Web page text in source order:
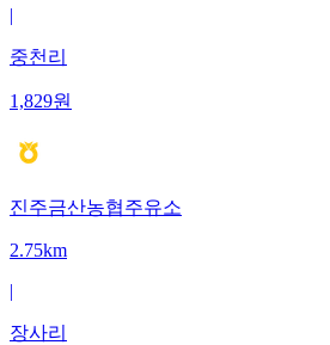
|
중천리
1,829원
진주금산농협주유소
2.75km
|
장사리